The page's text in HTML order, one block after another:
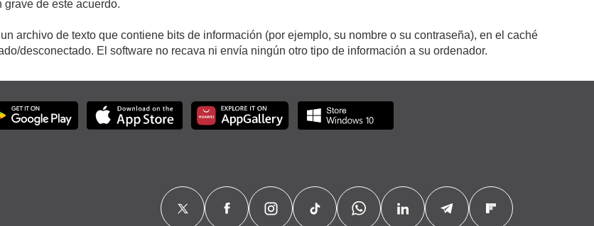
de este acuerdo.
archivo de texto que contiene bits de información (por ejemplo, su nombre o su contraseña), en el caché
desconectado. El software no recava ni envía ningún otro tipo de información a su ordenador.